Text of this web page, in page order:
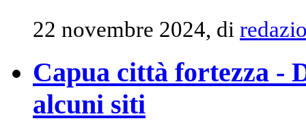
22 novembre 2024, di
Capua città fortezza -
alcuni siti